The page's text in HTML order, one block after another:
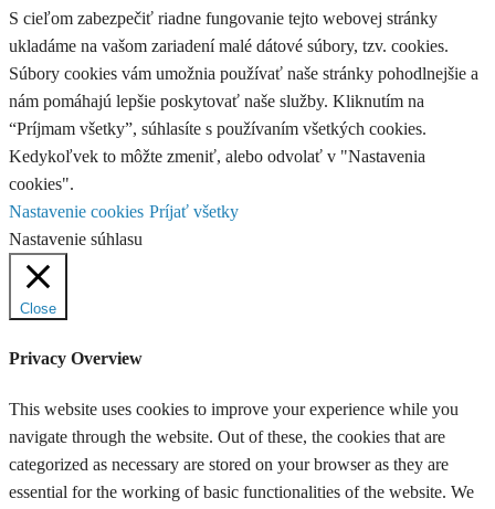
S cieľom zabezpečiť riadne fungovanie tejto webovej stránky
ukladáme na vašom zariadení malé dátové súbory, tzv. cookies.
Súbory cookies vám umožnia používať naše stránky pohodlnejšie a
nám pomáhajú lepšie poskytovať naše služby. Kliknutím na
“Príjmam všetky”, súhlasíte s používaním všetkých cookies.
Kedykoľvek to môžte zmeniť, alebo odvolať v "Nastavenia
cookies".
Nastavenie cookies Príjať všetky
Nastavenie súhlasu
Close
Privacy Overview
This website uses cookies to improve your experience while you
navigate through the website. Out of these, the cookies that are
categorized as necessary are stored on your browser as they are
essential for the working of basic functionalities of the website. We